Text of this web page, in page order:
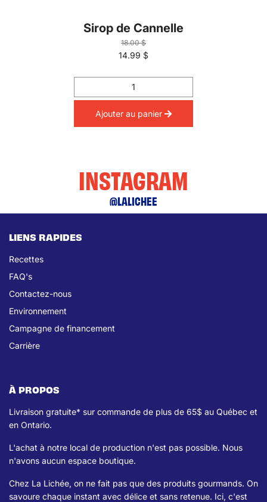
Sirop de Cannelle
18.00 $
14.99 $
Ajouter au panier
INSTAGRAM
@LALICHEE
LIENS RAPIDES
Recettes
FAQ's
Contactez-nous
Environnement
Campagne de financement
Carrière
À PROPOS
Livraison gratuite* sur commande de plus de 65$ au Québec et
en Ontario.
L'achat à notre local de production n'est pas possible. Nous
n'avons aucun espace boutique.
Chez La Lichée, on ne fait pas que des produits gourmands. On
savoure chaque instant avec délice et sans retenue. Ici, c'est